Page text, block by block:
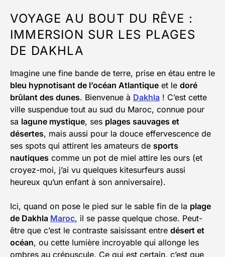
VOYAGE AU BOUT DU RÊVE :
IMMERSION SUR LES PLAGES
DE DAKHLA
Imagine une fine bande de terre, prise en étau entre le
bleu hypnotisant de l’océan Atlantique et le doré
brûlant des dunes. Bienvenue à Dakhla ! C’est cette
ville suspendue tout au sud du Maroc, connue pour
sa lagune mystique, ses plages sauvages et
désertes, mais aussi pour la douce effervescence de
ses spots qui attirent les amateurs de sports
nautiques comme un pot de miel attire les ours (et
croyez-moi, j’ai vu quelques kitesurfeurs aussi
heureux qu’un enfant à son anniversaire).
Ici, quand on pose le pied sur le sable fin de la plage
de Dakhla Maroc, il se passe quelque chose. Peut-
être que c’est le contraste saisissant entre désert et
océan, ou cette lumière incroyable qui allonge les
ombres au crépuscule. Ce qui est certain, c’est que